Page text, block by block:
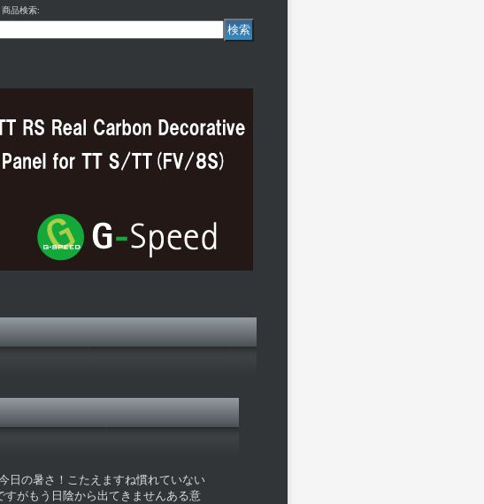
商品検索:
日の暑さ！こたえますね慣れていない
がもう日陰から出てきませんある意